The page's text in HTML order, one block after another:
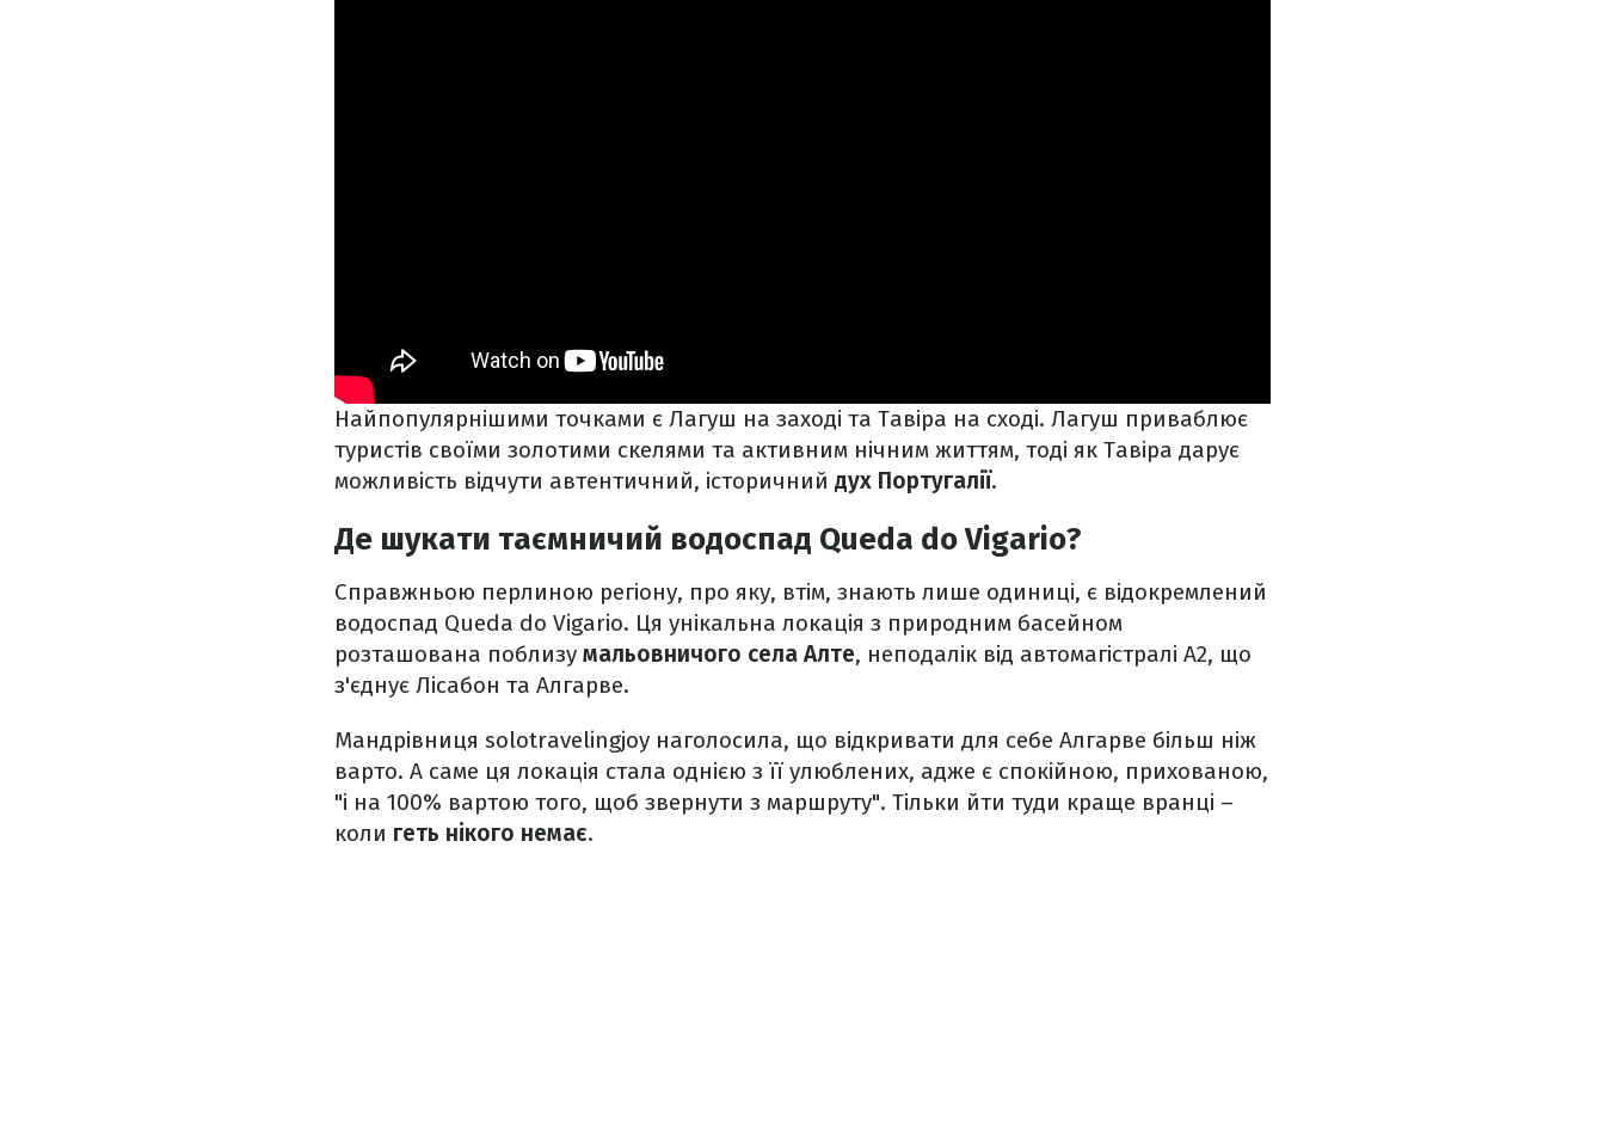
Найпопулярнішими точками є Лагуш на заході та Тавіра на сході. Лагуш приваблює
туристів своїми золотими скелями та активним нічним життям, тоді як Тавіра дарує
можливість відчути автентичний, історичний дух Португалії.
Де шукати таємничий водоспад Queda do Vigario?
Справжньою перлиною регіону, про яку, втім, знають лише одиниці, є відокремлений
водоспад Queda do Vigario. Ця унікальна локація з природним басейном
розташована поблизу мальовничого села Алте, неподалік від автомагістралі A2, що
з'єднує Лісабон та Алгарве.
Мандрівниця solotravelingjoy наголосила, що відкривати для себе Алгарве більш ніж
варто. А саме ця локація стала однією з її улюблених, адже є спокійною, прихованою,
"і на 100% вартою того, щоб звернути з маршруту". Тільки йти туди краще вранці –
коли геть нікого немає.